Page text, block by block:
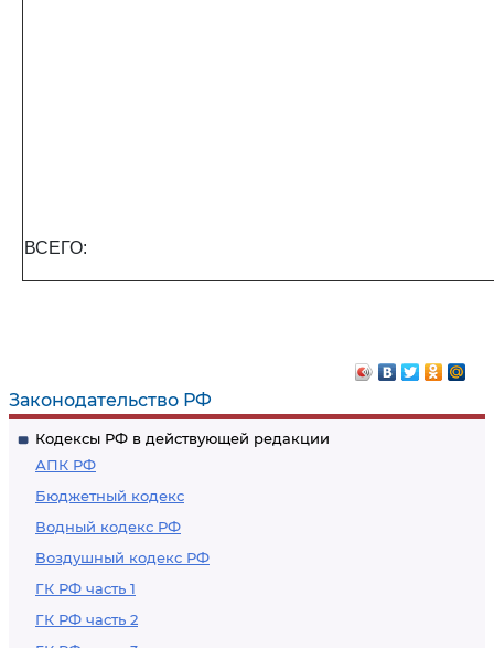
Законодательство РФ
Кодексы РФ в действующей редакции
АПК РФ
Бюджетный кодекс
Водный кодекс РФ
Воздушный кодекс РФ
ГК РФ часть 1
ГК РФ часть 2
ВСЕГО: